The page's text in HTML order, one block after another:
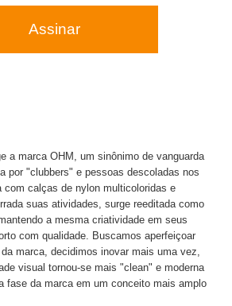
Assinar
a marca OHM, um sinônimo de vanguarda
por "clubbers" e pessoas descoladas nos
com calças de nylon multicoloridas e
suas atividades, surge reeditada como
a mesma criatividade em seus
com qualidade. Buscamos aperfeiçoar
marca, decidimos inovar mais uma vez,
visual tornou-se mais "clean" e moderna
fase da marca em um conceito mais amplo